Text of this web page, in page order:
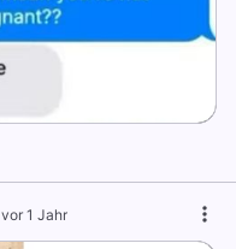
vor 1 Jahr